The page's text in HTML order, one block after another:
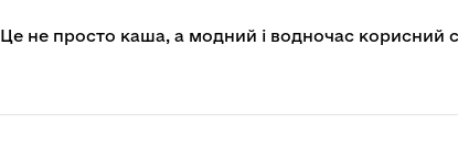
Це не просто каша, а модний і водночас корисний